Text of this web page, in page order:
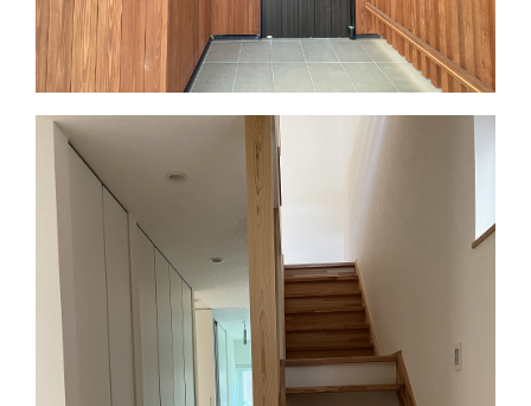
塗壁、杉羽目板
内装 クロス貼り（オレフィン）
床材 杉無垢 小節浮造り
ホウ酸全構造体処理
equipment/
タカラスタンダード トレー
シア
タカラスタンダード グラン
スパ
洗面
タカラスタンダード エリー
ナ
TOTO ZJ1
潜熱回収型給湯機 エコジョ